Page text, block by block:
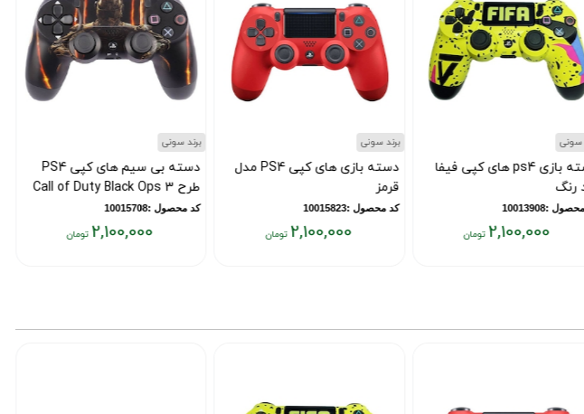
سونی
دسته بازی ps4 های کپی فیفا
رنگ
:10013908
2,100,000
برند سونی
دسته بازی های کپی PS4 مدل
قرمز
کد محصول :10015823
2,100,000
برند سونی
دسته بی سیم های کپی PS4
طرح Call of Duty Black Ops 3
کد محصول :10015708
2,100,000